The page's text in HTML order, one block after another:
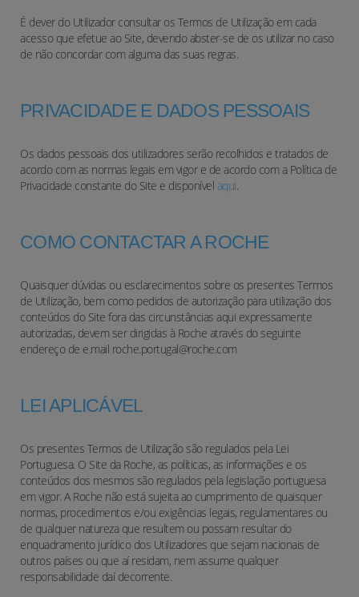
É dever do Utilizador consultar os Termos de Utilização em cada
acesso que efetue ao Site, devendo abster-se de os utilizar no caso
de não concordar com alguma das suas regras.
PRIVACIDADE E DADOS PESSOAIS
Os dados pessoais dos utilizadores serão recolhidos e tratados de
acordo com as normas legais em vigor e de acordo com a Política de
Privacidade constante do Site e disponível aqui.
COMO CONTACTAR A ROCHE
Quaisquer dúvidas ou esclarecimentos sobre os presentes Termos
de Utilização, bem como pedidos de autorização para utilização dos
conteúdos do Site fora das circunstâncias aqui expressamente
autorizadas, devem ser dirigidas à Roche através do seguinte
endereço de e.mail roche.portugal@roche.com
LEI APLICÁVEL
Os presentes Termos de Utilização são regulados pela Lei
Portuguesa. O Site da Roche, as políticas, as informações e os
conteúdos dos mesmos são regulados pela legislação portuguesa
em vigor. A Roche não está sujeita ao cumprimento de quaisquer
normas, procedimentos e/ou exigências legais, regulamentares ou
de qualquer natureza que resultem ou possam resultar do
enquadramento jurídico dos Utilizadores que sejam nacionais de
outros países ou que aí residam, nem assume qualquer
responsabilidade daí decorrente.